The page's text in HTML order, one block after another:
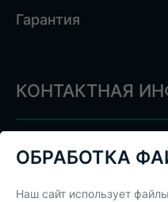
Гарантия
КОНТАКТНАЯ
+375 (29) 843-
info@akbstore.by
ОБРАБОТКА
Наш сайт использует